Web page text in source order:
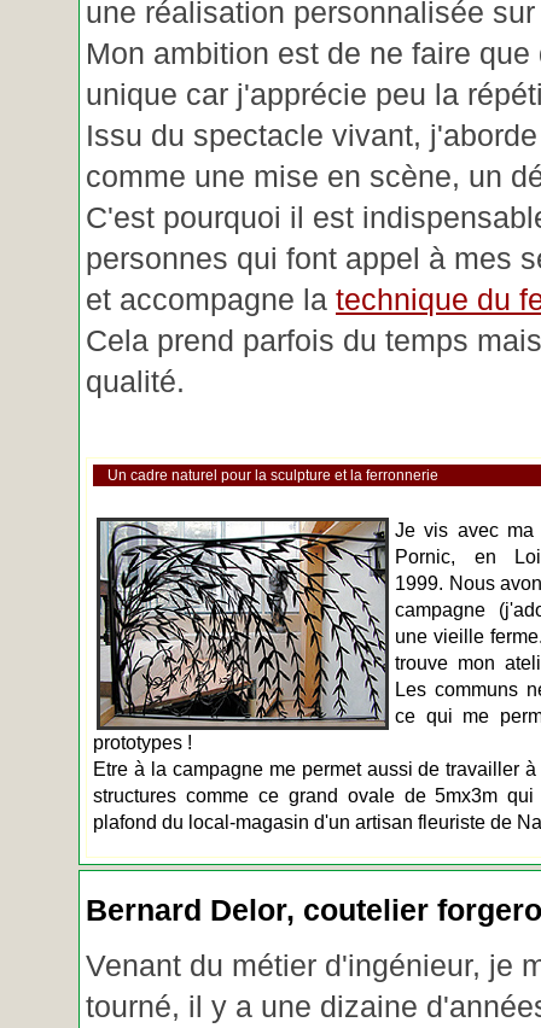
une réalisation personnalisée
Mon ambition est de ne faire que
unique car j'apprécie peu la
Issu du spectacle vivant,
comme une mise en scène, un
C'est pourquoi il est
personnes qui font appel à mes
et accompagne la technique du
Cela prend parfois du temps
qualité.
Un cadre naturel pour la sculpture et la ferronnerie
Je vis avec ma
Pornic, en
1999. Nous
campagne
une vieille
trouve mon
Les communs
ce qui me
prototypes !
Etre à la campagne me permet aussi de travailler
structures comme ce grand ovale de 5mx3m
plafond du local-magasin d'un artisan fleuriste de
Bernard Delor, coutelier
Venant du métier d'ingénieur, je
tourné, il y a une dizaine